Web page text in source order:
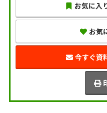
お気に入
お気
今すぐ資